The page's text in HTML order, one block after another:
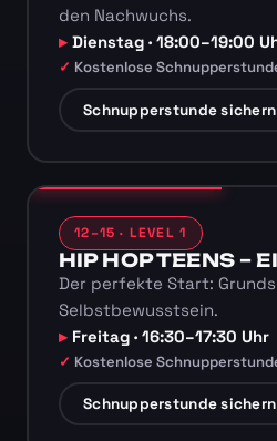
den Nachwuchs.
Dienstag · 18:00–19:00
Kostenlose
Schnupperstunde sichern
12–15 · LEVEL 1
HIP HOP TEENS –
Der perfekte Start:
Selbstbewusstsein.
Freitag · 16:30–17:30 Uhr
Kostenlose
Schnupperstunde sichern